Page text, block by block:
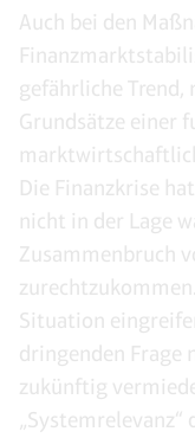
Auch bei den
gefährliche
Grundsätze einer
Die Finanzkrise
nicht in der Lage
Zusammenbruch
Situation
dringenden Frage
zukünftig
„Systemrelevanz“